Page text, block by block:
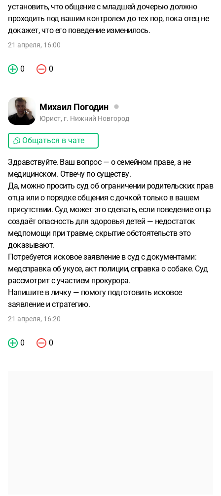
установить, что общение с младшей дочерью должно
проходить под вашим контролем до тех пор, пока отец не
докажет, что его поведение изменилось.
21 апреля, 16:00
0 0
Михаил Погодин
Юрист, г. Нижний Новгород
Общаться в чате
Здравствуйте. Ваш вопрос — о семейном праве, а не
медицинском. Отвечу по существу.
Да, можно просить суд об ограничении родительских прав
отца или о порядке общения с дочкой только в вашем
присутствии. Суд может это сделать, если поведение отца
создаёт опасность для здоровья детей — недостаток
медпомощи при травме, скрытие обстоятельств это
доказывают.
Потребуется исковое заявление в суд с документами:
медсправка об укусе, акт полиции, справка о собаке. Суд
рассмотрит с участием прокурора.
Напишите в личку — помогу подготовить исковое
заявление и стратегию.
21 апреля, 16:20
0 0